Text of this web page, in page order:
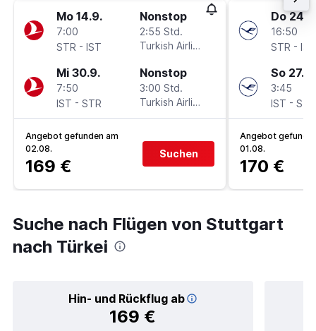
Mo 14.9.
7:00
STR - IST
Nonstop
2:55 Std.
Turkish Airlines
Mi 30.9.
7:50
IST - STR
Nonstop
3:00 Std.
Turkish Airlines
Angebot gefunden am
02.08.
169 €
Suchen
Do
16:50
STR - IST
So 27.9.
3:45
IST - STR
Angebot
01.08.
170 €
Suche nach Flügen von Stuttgart
nach Türkei
Hin- und Rückflug ab
169 €